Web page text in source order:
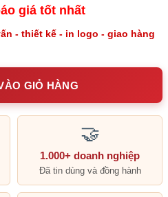
giá tốt nhất
- thiết kế - in logo - giao hàng
GIỎ HÀNG
🤝
1.000+ doanh nghiệp
Đã tin dùng và đồng hành